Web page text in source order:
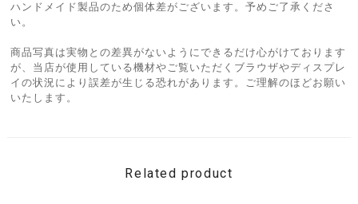
ハンドメイド製品のため個体差がございます。予めご了承くださ
い。
商品写真は実物との差異がないようにできるだけ心がけております
が、当店が使用している機材やご覧いただくブラウザやディスプレ
イの状況により誤差が生じる恐れがあります。ご理解のほどお願い
いたします。
Related product